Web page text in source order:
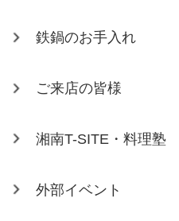
鉄鍋のお手入れ
ご来店の皆様
湘南T-SITE・料理塾
外部イベント